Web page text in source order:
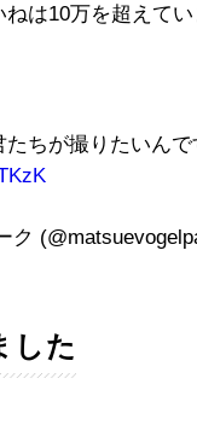
は10万を超えてい
ちが撮りたいんで
した